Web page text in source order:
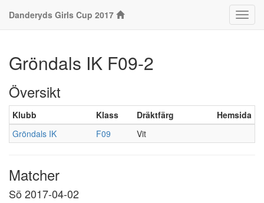
Danderyds Girls Cup 2017
Gröndals IK F09-2
Översikt
Klubb Klass Dräktfärg
Hemsida
Gröndals IK
F09 Vit
Matcher
Sö 2017-04-02